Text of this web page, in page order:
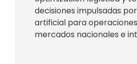
decisiones impulsadas
artificial para
mercados nacionales e